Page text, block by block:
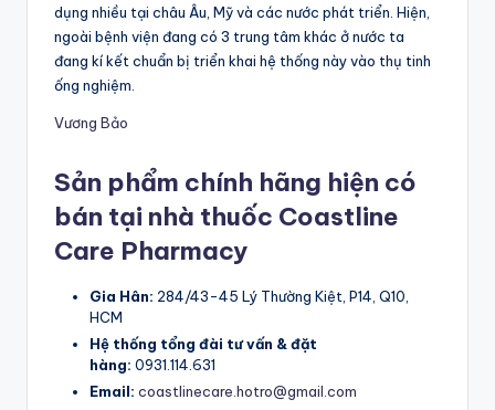
dụng nhiều tại châu Âu, Mỹ và các nước phát triển. Hiện,
ngoài bệnh viện đang có 3 trung tâm khác ở nước ta
đang kí kết chuẩn bị triển khai hệ thống này vào thụ tinh
ống nghiệm.
Vương Bảo
Sản phẩm chính hãng hiện có
bán tại nhà thuốc Coastline
Care Pharmacy
Gia Hân: 284/43-45 Lý Thường Kiệt, P14, Q10,
HCM
Hệ thống tổng đài tư vấn & đặt
hàng: 0931.114.631
Email: coastlinecare.hotro@gmail.com